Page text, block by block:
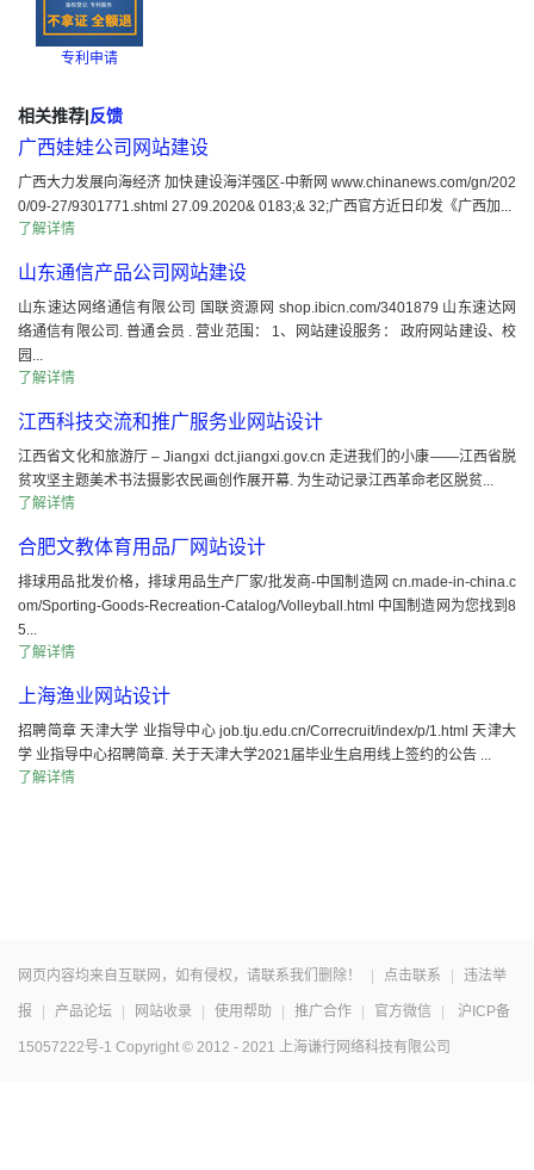
专利申请
相关推荐|反馈
广西娃娃公司网站建设
广西大力发展向海经济 加快建设海洋强区-中新网 www.chinanews.com/gn/202
0/09-27/9301771.shtml 27.09.2020& 0183;& 32;广西官方近日印发《广西加...
了解详情
山东通信产品公司网站建设
山东速达网络通信有限公司 国联资源网 shop.ibicn.com/3401879 山东速达网
络通信有限公司. 普通会员 . 营业范围： 1、网站建设服务： 政府网站建设、校
园...
了解详情
江西科技交流和推广服务业网站设计
江西省文化和旅游厅 – Jiangxi dct.jiangxi.gov.cn 走进我们的小康——江西省脱
贫攻坚主题美术书法摄影农民画创作展开幕. 为生动记录江西革命老区脱贫...
了解详情
合肥文教体育用品厂网站设计
排球用品批发价格，排球用品生产厂家/批发商-中国制造网 cn.made-in-china.c
om/Sporting-Goods-Recreation-Catalog/Volleyball.html 中国制造网为您找到8
5...
了解详情
上海渔业网站设计
招聘简章 天津大学 业指导中心 job.tju.edu.cn/Correcruit/index/p/1.html 天津大
学 业指导中心招聘简章. 关于天津大学2021届毕业生启用线上签约的公告 ...
了解详情
网页内容均来自互联网，如有侵权，请联系我们删除！ 点击联系 违法举
报 产品论坛 网站收录 使用帮助 推广合作 官方微信 沪ICP备
15057222号-1 Copyright © 2012 - 2021 上海谦行网络科技有限公司